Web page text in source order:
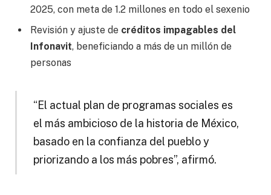
2025, con meta de 1.2 millones en todo el sexenio
Revisión y ajuste de créditos impagables del
Infonavit, beneficiando a más de un millón de
personas
“El actual plan de programas sociales es
el más ambicioso de la historia de México,
basado en la confianza del pueblo y
priorizando a los más pobres”, afirmó.